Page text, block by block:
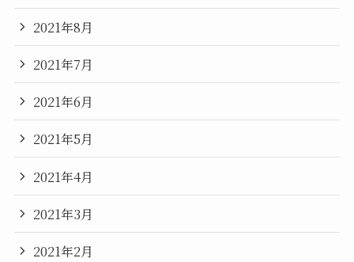
2021年8月
2021年7月
2021年6月
2021年5月
2021年4月
2021年3月
2021年2月